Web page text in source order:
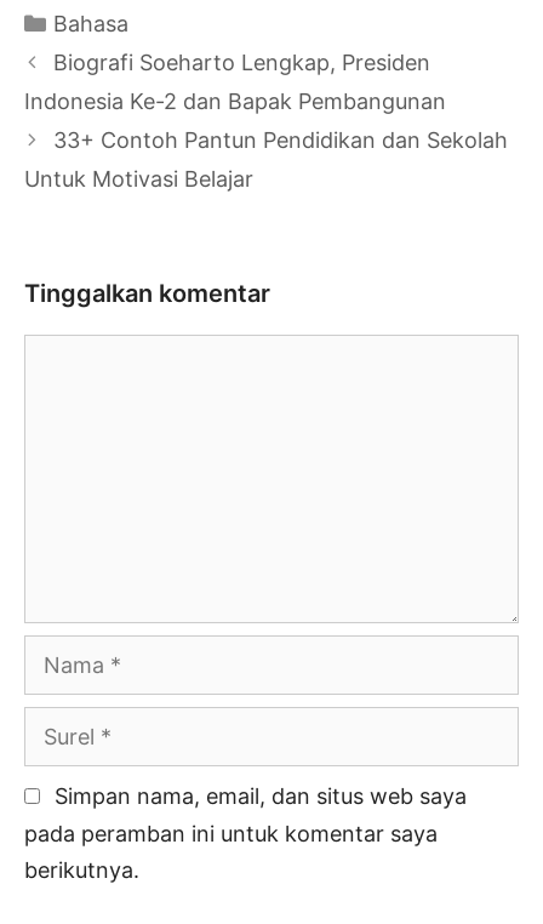
Kategori
Bahasa
Navigasi
Tulisan
Biografi Soeharto Lengkap, Presiden
Indonesia Ke-2 dan Bapak Pembangunan
33+ Contoh Pantun Pendidikan dan Sekolah
Untuk Motivasi Belajar
Tinggalkan komentar
Nama
Surel
Simpan nama, email, dan situs web saya
pada peramban ini untuk komentar saya
berikutnya.